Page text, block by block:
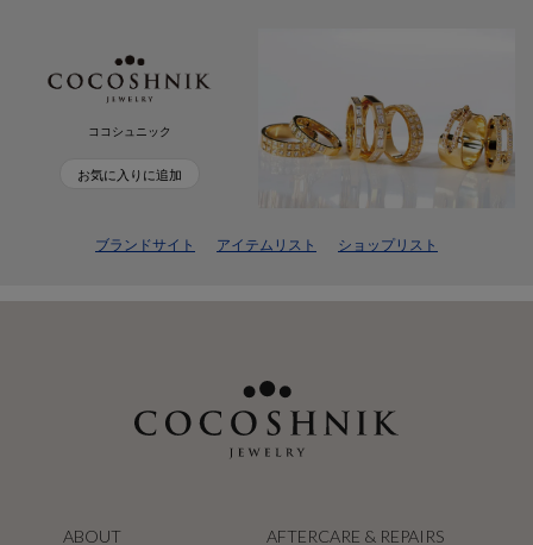
ココシュニック
お気に入りに追加
ブランドサイト アイテムリスト ショップリスト
ABOUT AFTERCARE & REPAIRS